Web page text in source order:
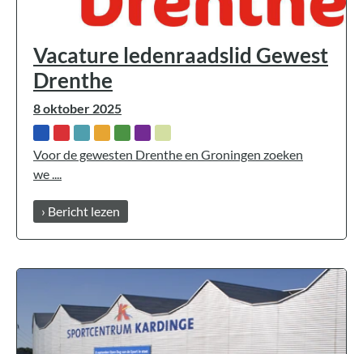
Vacature ledenraadslid Gewest
Drenthe
8 oktober 2025
Voor de gewesten Drenthe en Groningen zoeken
we ....
› Bericht lezen